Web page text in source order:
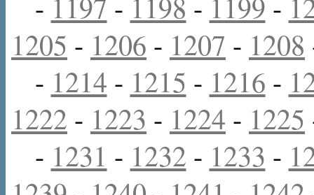
1205 - 1206 - 1207 - 1208
- 1214 - 1215 - 1216 -
1222 - 1223 - 1224 - 1225
- 1231 - 1232 - 1233 -